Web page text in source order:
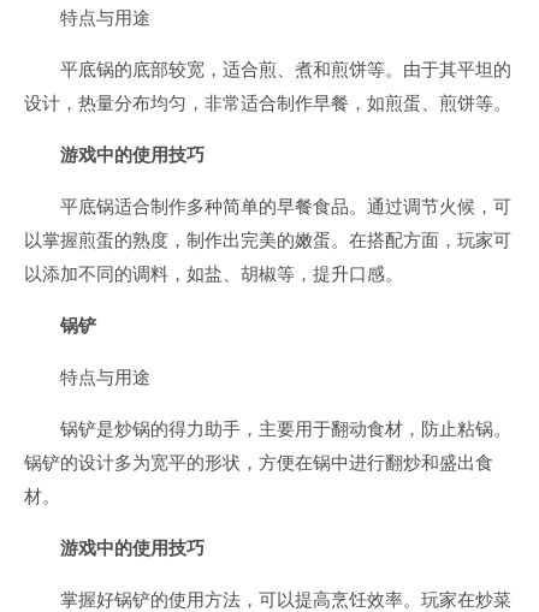
特点与用途
平底锅的底部较宽，适合煎、煮和煎饼等。由于其平坦的
设计，热量分布均匀，非常适合制作早餐，如煎蛋、煎饼等。
游戏中的使用技巧
平底锅适合制作多种简单的早餐食品。通过调节火候，可
以掌握煎蛋的熟度，制作出完美的嫩蛋。在搭配方面，玩家可
以添加不同的调料，如盐、胡椒等，提升口感。
锅铲
特点与用途
锅铲是炒锅的得力助手，主要用于翻动食材，防止粘锅。
锅铲的设计多为宽平的形状，方便在锅中进行翻炒和盛出食
材。
游戏中的使用技巧
掌握好锅铲的使用方法，可以提高烹饪效率。玩家在炒菜